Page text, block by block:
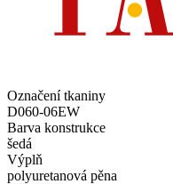
Označení tkaniny
D060-06EW
Barva konstrukce
šedá
Výplň
polyuretanová pěna